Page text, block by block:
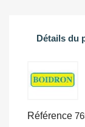
Détails du
Référence